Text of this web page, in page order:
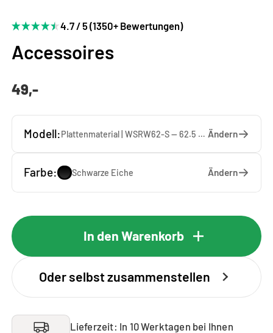
4.7 / 5 (1350+ Bewertungen)
Accessoires
49,-
Modell: Plattenmaterial | WSRW62-S — 62.5 x 137 x 1.9 cm Ändern
Farbe: Schwarze Eiche Ändern
In den Warenkorb
Oder selbst zusammenstellen
Lieferzeit: In 10 Werktagen bei Ihnen